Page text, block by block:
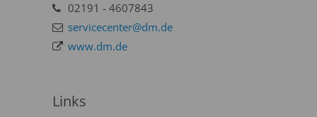
02191 - 4607843
servicecenter@dm.de
www.dm.de
Links